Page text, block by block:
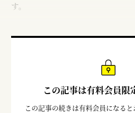
す。
この記事は有料会員限
この記事の続きは有料会員になる